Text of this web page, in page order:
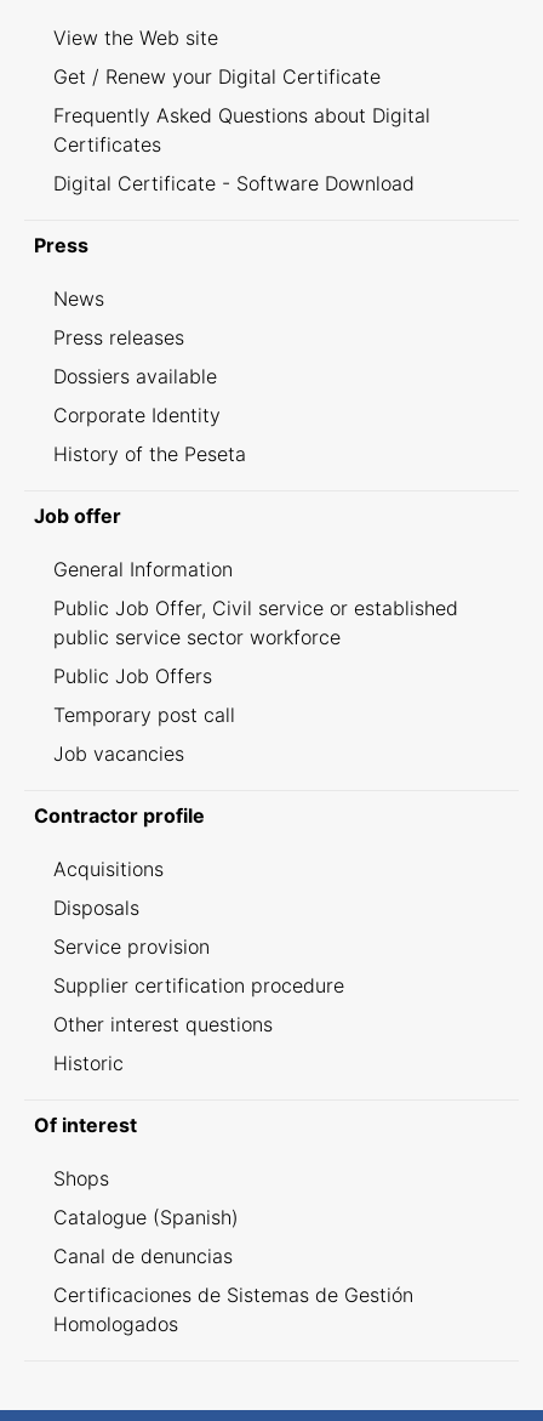
View the Web site
Get / Renew your Digital Certificate
Frequently Asked Questions about Digital
Certificates
Digital Certificate - Software Download
Press
News
Press releases
Dossiers available
Corporate Identity
History of the Peseta
Job offer
General Information
Public Job Offer, Civil service or established
public service sector workforce
Public Job Offers
Temporary post call
Job vacancies
Contractor profile
Acquisitions
Disposals
Service provision
Supplier certification procedure
Other interest questions
Historic
Of interest
Shops
Catalogue (Spanish)
Canal de denuncias
Certificaciones de Sistemas de Gestión
Homologados